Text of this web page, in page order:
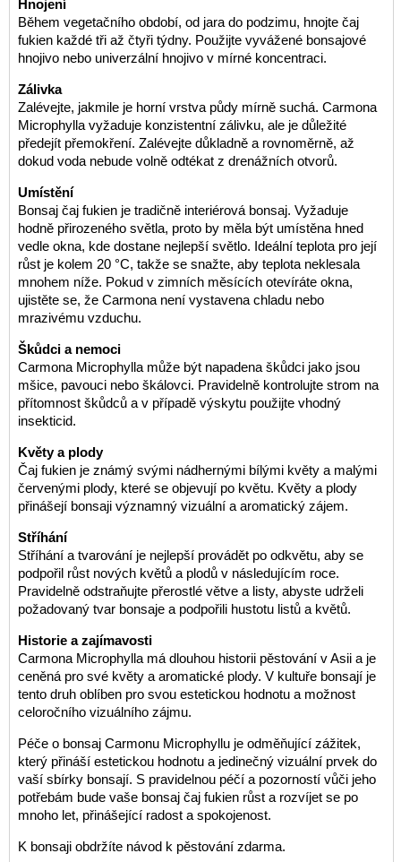
Hnojení
Během vegetačního období, od jara do podzimu, hnojte čaj
fukien každé tři až čtyři týdny. Použijte vyvážené bonsajové
hnojivo nebo univerzální hnojivo v mírné koncentraci.
Zálivka
Zalévejte, jakmile je horní vrstva půdy mírně suchá. Carmona
Microphylla vyžaduje konzistentní zálivku, ale je důležité
předejít přemokření. Zalévejte důkladně a rovnoměrně, až
dokud voda nebude volně odtékat z drenážních otvorů.
Umístění
Bonsaj čaj fukien je tradičně interiérová bonsaj. Vyžaduje
hodně přirozeného světla, proto by měla být umístěna hned
vedle okna, kde dostane nejlepší světlo. Ideální teplota pro její
růst je kolem 20 °C, takže se snažte, aby teplota neklesala
mnohem níže. Pokud v zimních měsících otevíráte okna,
ujistěte se, že Carmona není vystavena chladu nebo
mrazivému vzduchu.
Škůdci a nemoci
Carmona Microphylla může být napadena škůdci jako jsou
mšice, pavouci nebo škálovci. Pravidelně kontrolujte strom na
přítomnost škůdců a v případě výskytu použijte vhodný
insekticid.
Květy a plody
Čaj fukien je známý svými nádhernými bílými květy a malými
červenými plody, které se objevují po květu. Květy a plody
přinášejí bonsaji významný vizuální a aromatický zájem.
Stříhání
Stříhání a tvarování je nejlepší provádět po odkvětu, aby se
podpořil růst nových květů a plodů v následujícím roce.
Pravidelně odstraňujte přerostlé větve a listy, abyste udrželi
požadovaný tvar bonsaje a podpořili hustotu listů a květů.
Historie a zajímavosti
Carmona Microphylla má dlouhou historii pěstování v Asii a je
ceněná pro své květy a aromatické plody. V kultuře bonsají je
tento druh oblíben pro svou estetickou hodnotu a možnost
celoročního vizuálního zájmu.
Péče o bonsaj Carmonu Microphyllu je odměňující zážitek,
který přináší estetickou hodnotu a jedinečný vizuální prvek do
vaší sbírky bonsají. S pravidelnou péčí a pozorností vůči jeho
potřebám bude vaše bonsaj čaj fukien růst a rozvíjet se po
mnoho let, přinášející radost a spokojenost.
K bonsaji obdržíte návod k pěstování zdarma.